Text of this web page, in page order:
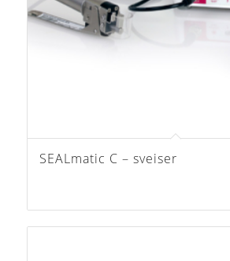
SEALmatic C – sveiser